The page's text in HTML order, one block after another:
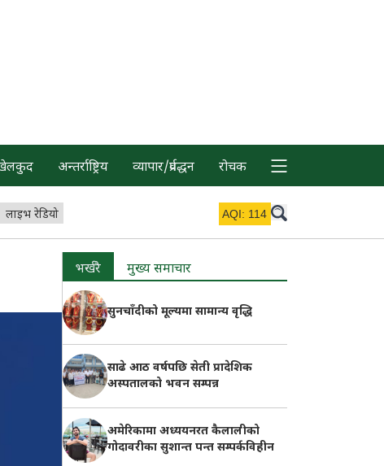
अन्तर्राष्ट्रिय व्यापार/प्रर्वद्धन रोचक
लाइभ रेडियो AQI: 114
भर्खरै मुख्य समाचार
सुनचाँदीको मूल्यमा सामान्य वृद्धि
साढे आठ वर्षपछि सेती प्रादेशिक
अस्पतालको भवन सम्पन्न
अमेरिकामा अध्ययनरत कैलालीको
गोदावरीका सुशान्त पन्त सम्पर्कविहीन